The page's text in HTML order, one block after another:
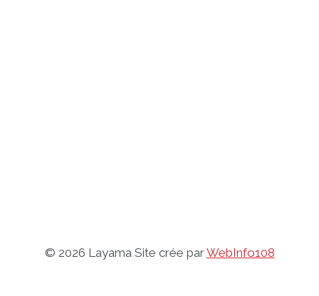
© 2026 Layama Site crée parWebInfo108